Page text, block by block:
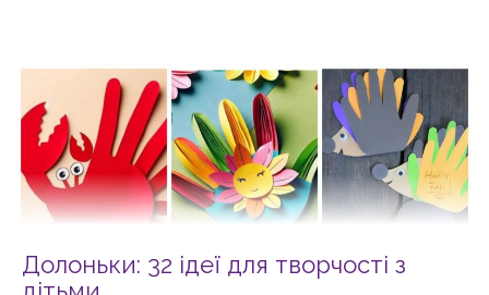
Долоньки: 32 ідеї для творчості з